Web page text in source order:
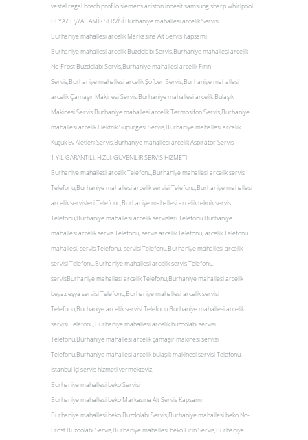
vestel regal bosch profilo siemens ariston indesit samsung sharp whirlpool
BEYAZ EŞYA TAMİR SERVİSİ Burhaniye mahallesi arcelik Servisi
Burhaniye mahallesi arcelik Markasına Ait Servis Kapsamı
Burhaniye mahallesi arcelik Buzdolabı Servis,Burhaniye mahallesi arcelik
No-Frost Buzdolabı Servis,Burhaniye mahallesi arcelik Fırın
Servis,Burhaniye mahallesi arcelik Şofben Servis,Burhaniye mahallesi
arcelik Çamaşır Makinesi Servis,Burhaniye mahallesi arcelik Bulaşık
Makinesi Servis,Burhaniye mahallesi arcelik Termosifon Servis,Burhaniye
mahallesi arcelik Elektrik Süpürgesi Servis,Burhaniye mahallesi arcelik
Küçük Ev Aletleri Servis,Burhaniye mahallesi arcelik Aspiratör Servis
1 YIL GARANTİLİ, HIZLI, GÜVENİLİR SERVİS HİZMETİ
Burhaniye mahallesi arcelik Telefonu,Burhaniye mahallesi arcelik servis
Telefonu,Burhaniye mahallesi arcelik servisi Telefonu,Burhaniye mahallesi
arcelik servisleri Telefonu,Burhaniye mahallesi arcelik teknik servis
Telefonu,Burhaniye mahallesi arcelik servisleri Telefonu,Burhaniye
mahallesi arcelik servis Telefonu, servis arcelik Telefonu, arcelik Telefonu
mahallesi, servis Telefonu, servisi Telefonu,Burhaniye mahallesi arcelik
servisi Telefonu,Burhaniye mahallesi arcelik servis Telefonu,
servisBurhaniye mahallesi arcelik Telefonu,Burhaniye mahallesi arcelik
beyaz eşya servisi Telefonu,Burhaniye mahallesi arcelik servisi
Telefonu,Burhaniye arcelik servisi Telefonu,Burhaniye mahallesi arcelik
servisi Telefonu,Burhaniye mahallesi arcelik buzdolabı servisi
Telefonu,Burhaniye mahallesi arcelik çamaşır makinesi servisi
Telefonu,Burhaniye mahallesi arcelik bulaşık makinesi servisi Telefonu,
İstanbul İçi servis hizmeti vermekteyiz.
Burhaniye mahallesi beko Servisi
Burhaniye mahallesi beko Markasına Ait Servis Kapsamı
Burhaniye mahallesi beko Buzdolabı Servis,Burhaniye mahallesi beko No-
Frost Buzdolabı Servis,Burhaniye mahallesi beko Fırın Servis,Burhaniye